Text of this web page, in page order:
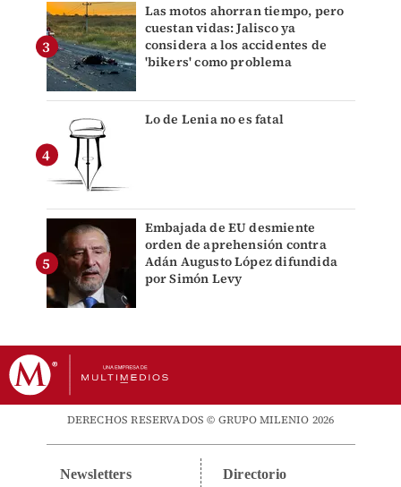
Las motos ahorran tiempo, pero
cuestan vidas: Jalisco ya
considera a los accidentes de
'bikers' como problema
Lo de Lenia no es fatal
Embajada de EU desmiente
orden de aprehensión contra
Adán Augusto López difundida
por Simón Levy
DERECHOS RESERVADOS © GRUPO MILENIO 2026
Newsletters Directorio